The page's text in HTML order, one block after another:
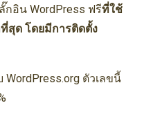
กอิน WordPress ฟรีที่ใช้
สุด โดยมีการติดตั้ง
ตัวเลขนี้